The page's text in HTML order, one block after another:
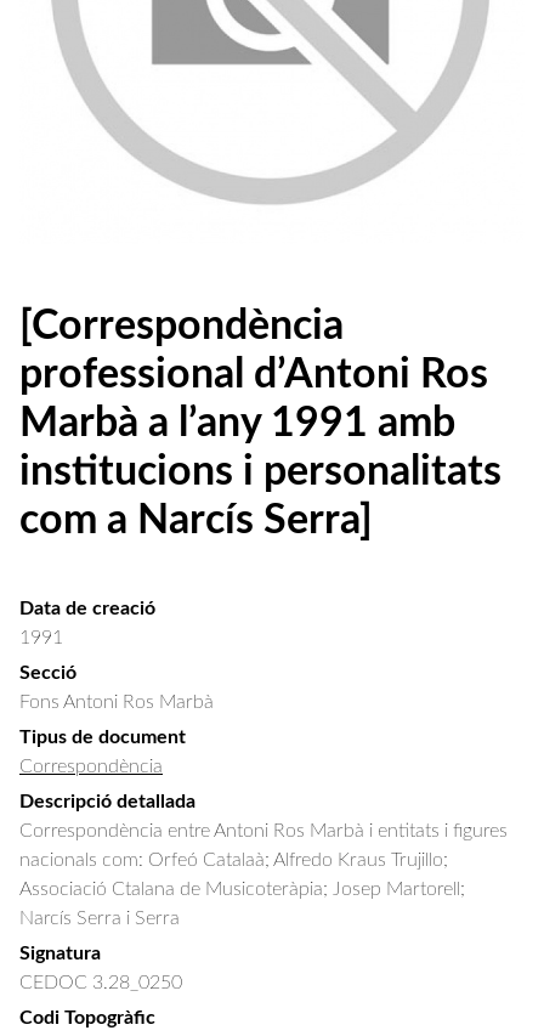
[Correspondència
professional d’Antoni Ros
Marbà a l’any 1991 amb
institucions i personalitats
com a Narcís Serra]
Data de creació
1991
Secció
Fons Antoni Ros Marbà
Tipus de document
Correspondència
Descripció detallada
Correspondència entre Antoni Ros Marbà i entitats i figures
nacionals com: Orfeó Catalaà; Alfredo Kraus Trujillo;
Associació Ctalana de Musicoteràpia; Josep Martorell;
Narcís Serra i Serra
Signatura
CEDOC 3.28_0250
Codi Topogràfic